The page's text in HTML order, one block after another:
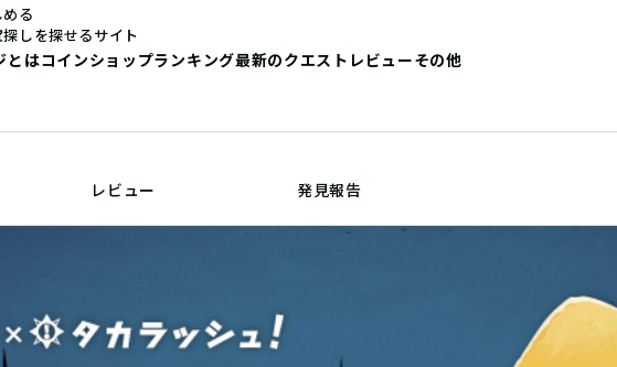
る
しを探せるサイト
とはコインショップランキング最新のクエストレビューその他
レビュー 発見報告